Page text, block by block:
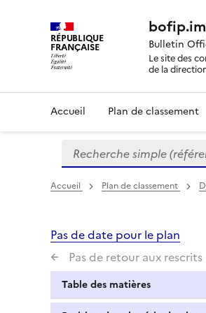
RÉPUBLIQUE
FRANÇAISE Bulletin
Le site des
de la
Accueil Plan de classement
Formulaire
de
recherche
Recherche simple
Accueil Plan de classement
Pas de date pour le plan
Pas de retour aux rescrits
Table des matières